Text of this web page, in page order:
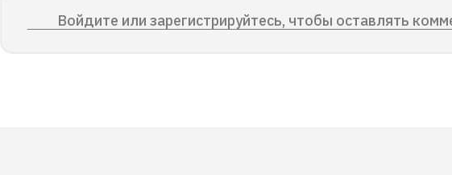
Войдите или зарегистрируйтесь, чтобы оставлять